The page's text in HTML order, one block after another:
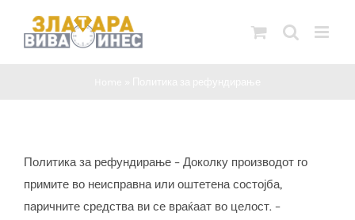
Политика за рефундирање – Доколку производот го
примите во неисправна или оштетена состојба,
паричните средства ви се враќаат во целост. –